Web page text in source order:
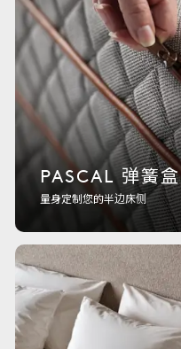
PASCAL 弹簧
量身定制您的半边床侧